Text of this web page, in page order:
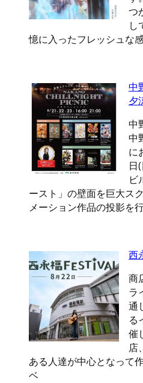
つ
し
憶に入ったフレッシュな
中
夕
中
中
に
日
ビ
ースト」の壁面を巨大ス
メーション作品の投影を
西
商
ラ
通
る
催
店
ある人達が中心となって
ベ